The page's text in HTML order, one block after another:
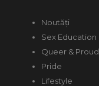
Noutăți
Sex Education
Queer & Proud
Pride
Lifestyle